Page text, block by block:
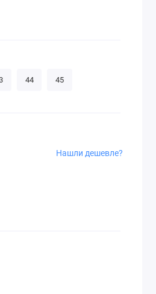
Нашли дешевле?
44 45